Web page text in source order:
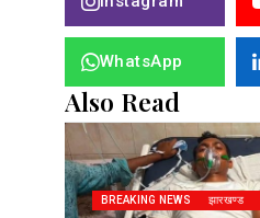
WhatsApp
Also Read
BREAKING NEWS झारखण्ड